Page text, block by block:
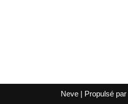
Neve | Propulsé par